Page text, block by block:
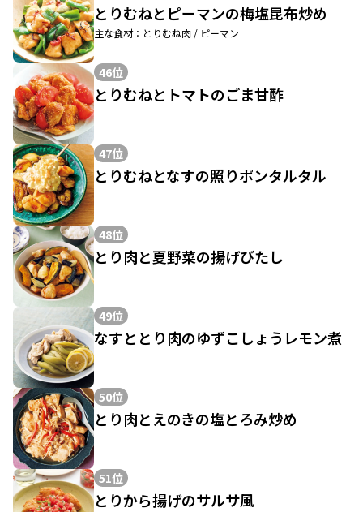
とりむねとピーマンの梅塩昆布炒め
主な食材：とりむね肉 / ピーマン
46位
とりむねとトマトのごま甘酢
47位
とりむねとなすの照りポンタルタル
48位
とり肉と夏野菜の揚げびたし
49位
なすととり肉のゆずこしょうレモン煮
50位
とり肉とえのきの塩とろみ炒め
51位
とりから揚げのサルサ風